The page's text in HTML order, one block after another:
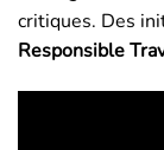
critiques. Des
Responsible